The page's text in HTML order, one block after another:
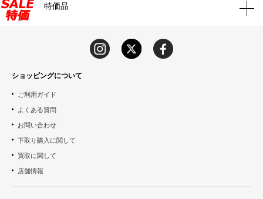
特価品
ショッピングについて
ご利用ガイド
よくある質問
お問い合わせ
下取り購入に関して
買取に関して
店舗情報